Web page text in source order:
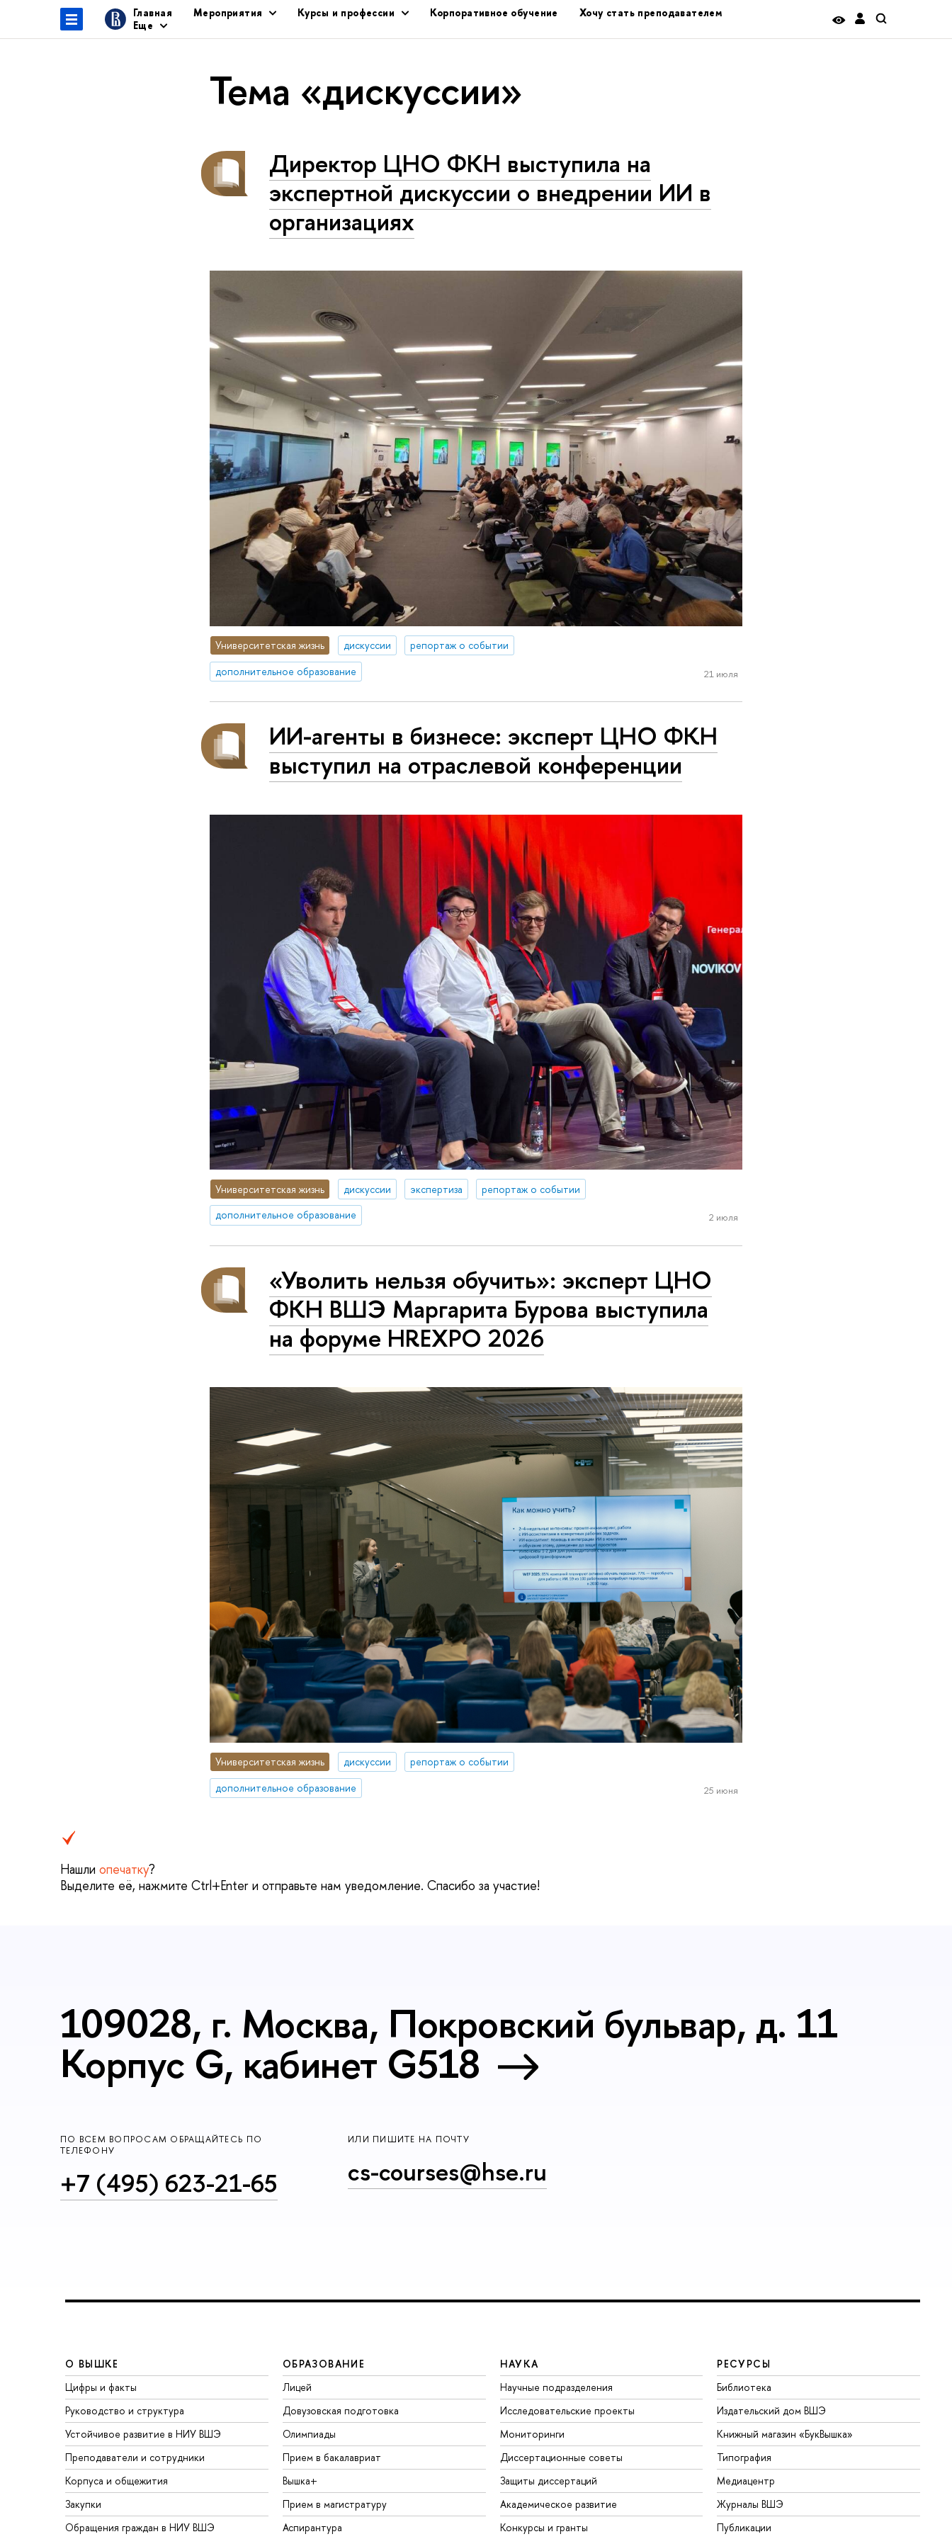
Главная Мероприятия Курсы и профессии Корпоративное обучение
Хочу стать преподавателем
Еще
Тема «дискуссии»
Директор ЦНО ФКН выступила на
экспертной дискуссии о внедрении ИИ в
организациях
Университетская жизнь дискуссии
репортаж о событии
дополнительное образование
21 июля
ИИ-агенты в бизнесе: эксперт ЦНО ФКН
выступил на отраслевой конференции
Университетская жизнь дискуссии экспертиза
репортаж о событии
дополнительное образование
2 июля
«Уволить нельзя обучить»: эксперт ЦНО
ФКН ВШЭ Маргарита Бурова выступила
на форуме HREXPO 2026
Университетская жизнь дискуссии
репортаж о событии
дополнительное образование
25 июня
Нашли опечатку?
Выделите её, нажмите Ctrl+Enter и отправьте нам уведомление. Спасибо за участие!
109028, г. Москва, Покровский бульвар, д. 11
Корпус G, кабинет G518
ПО ВСЕМ ВОПРОСАМ ОБРАЩАЙТЕСЬ ПО
ТЕЛЕФОНУ
+7 (495) 623-21-65
ИЛИ ПИШИТЕ НА ПОЧТУ
cs-courses@hse.ru
О ВЫШКЕ
Цифры и факты
Руководство и структура
Устойчивое развитие в НИУ ВШЭ
Преподаватели и сотрудники
Корпуса и общежития
Закупки
Обращения граждан в НИУ ВШЭ
ОБРАЗОВАНИЕ
Лицей
Довузовская подготовка
Олимпиады
Прием в бакалавриат
Вышка+
Прием в магистратуру
Аспирантура
НАУКА
Научные подразделения
Исследовательские проекты
Мониторинги
Диссертационные советы
Защиты диссертаций
Академическое развитие
Конкурсы и гранты
РЕСУРСЫ
Библиотека
Издательский дом ВШЭ
Книжный магазин «БукВышка»
Типография
Медиацентр
Журналы ВШЭ
Публикации